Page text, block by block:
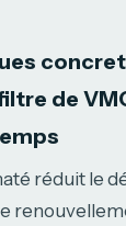
de
réduit le